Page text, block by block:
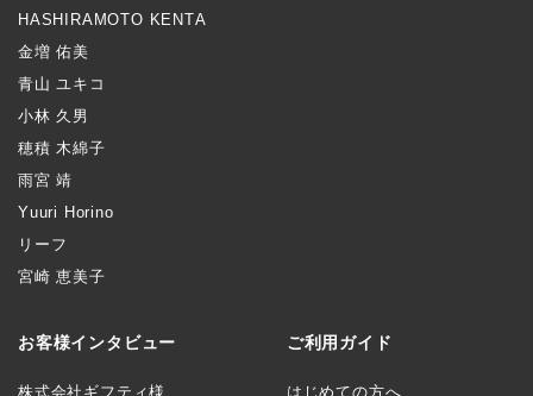
HASHIRAMOTO KENTA
金増 佑美
青山 ユキコ
小林 久男
穂積 木綿子
雨宮 靖
Yuuri Horino
リーフ
宮崎 恵美子
お客様インタビュー
株式会社ギフティ様
ご利用ガイド
はじめての方へ